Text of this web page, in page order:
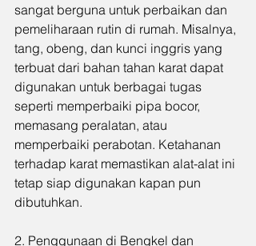
sangat berguna untuk perbaikan dan
pemeliharaan rutin di rumah. Misalnya,
tang, obeng, dan kunci inggris yang
terbuat dari bahan tahan karat dapat
digunakan untuk berbagai tugas
seperti memperbaiki pipa bocor,
memasang peralatan, atau
memperbaiki perabotan. Ketahanan
terhadap karat memastikan alat-alat ini
tetap siap digunakan kapan pun
dibutuhkan.
2. Penggunaan di Bengkel dan